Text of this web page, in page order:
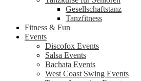
Gesellschaftstanz
Tanzfitness
Fitness & Fun
Events
Discofox Events
Salsa Events
Bachata Events
West Coast Swing Events